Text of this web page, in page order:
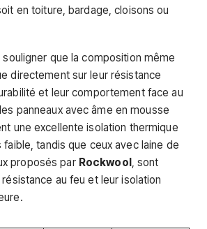
en toiture, bardage, cloisons ou
que la composition même
directement sur leur résistance
et leur comportement face au
panneaux avec âme en mousse
une excellente isolation thermique
tandis que ceux avec laine de
proposés par Rockwool, sont
au feu et leur isolation